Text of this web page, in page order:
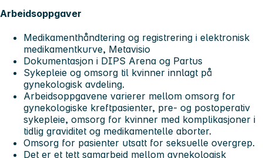
Arbeidsoppgaver
Medikamenthåndtering og registrering i elektronisk
medikamentkurve, Metavisio
Dokumentasjon i DIPS Arena og Partus
Sykepleie og omsorg til kvinner innlagt på
gynekologisk avdeling.
Arbeidsoppgavene varierer mellom omsorg for
gynekologiske kreftpasienter, pre- og postoperativ
sykepleie, omsorg for kvinner med komplikasjoner i
tidlig graviditet og medikamentelle aborter.
Omsorg for pasienter utsatt for seksuelle overgrep.
Det er et tett samarbeid mellom gynekologisk